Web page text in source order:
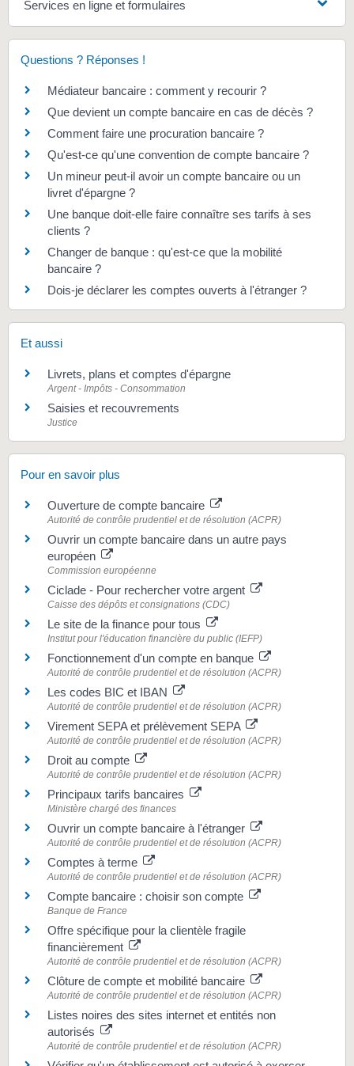
Services en ligne et formulaires
Questions ? Réponses !
Médiateur bancaire : comment y recourir ?
Que devient un compte bancaire en cas de décès ?
Comment faire une procuration bancaire ?
Qu'est-ce qu'une convention de compte bancaire ?
Un mineur peut-il avoir un compte bancaire ou un
livret d'épargne ?
Une banque doit-elle faire connaître ses tarifs à ses
clients ?
Changer de banque : qu'est-ce que la mobilité
bancaire ?
Dois-je déclarer les comptes ouverts à l'étranger ?
Et aussi
Livrets, plans et comptes d'épargne
Argent - Impôts - Consommation
Saisies et recouvrements
Justice
Pour en savoir plus
Ouverture de compte bancaire
Autorité de contrôle prudentiel et de résolution (ACPR)
Ouvrir un compte bancaire dans un autre pays
européen
Commission européenne
Ciclade - Pour rechercher votre argent
Caisse des dépôts et consignations (CDC)
Le site de la finance pour tous
Institut pour l'éducation financière du public (IEFP)
Fonctionnement d'un compte en banque
Autorité de contrôle prudentiel et de résolution (ACPR)
Les codes BIC et IBAN
Autorité de contrôle prudentiel et de résolution (ACPR)
Virement SEPA et prélèvement SEPA
Autorité de contrôle prudentiel et de résolution (ACPR)
Droit au compte
Autorité de contrôle prudentiel et de résolution (ACPR)
Principaux tarifs bancaires
Ministère chargé des finances
Ouvrir un compte bancaire à l'étranger
Autorité de contrôle prudentiel et de résolution (ACPR)
Comptes à terme
Autorité de contrôle prudentiel et de résolution (ACPR)
Compte bancaire : choisir son compte
Banque de France
Offre spécifique pour la clientèle fragile
financièrement
Autorité de contrôle prudentiel et de résolution (ACPR)
Clôture de compte et mobilité bancaire
Autorité de contrôle prudentiel et de résolution (ACPR)
Listes noires des sites internet et entités non
autorisés
Autorité de contrôle prudentiel et de résolution (ACPR)